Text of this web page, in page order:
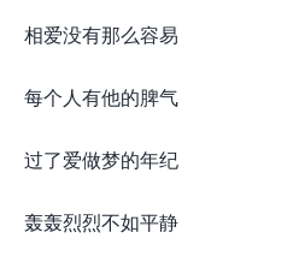
相爱没有那么容易
每个人有他的脾气
过了爱做梦的年纪
轰轰烈烈不如平静